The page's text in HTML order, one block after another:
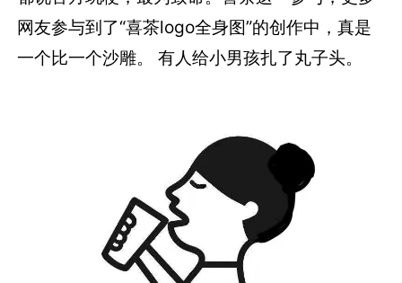
网友参与到了“喜茶logo全身图”的创作中，真是
一个比一个沙雕。 有人给小男孩扎了丸子头。